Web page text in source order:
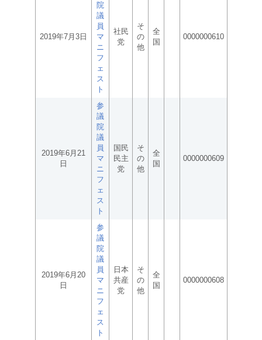
2019年7月3日
院
議
員
マ
ニ
フ
ェ
ス
ト
社民
党
そ
の
他
全
国
0000000610
2019年6月21
日
参
議
院
議
員
マ
ニ
フ
ェ
ス
ト
国民
民主
党
そ
の
他
全
国
0000000609
2019年6月20
日
参
議
院
議
員
マ
ニ
フ
ェ
ス
ト
日本
共産
党
そ
の
他
全
国
0000000608